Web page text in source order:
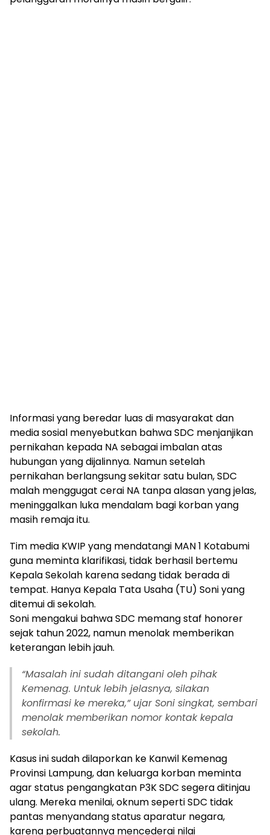
Informasi yang beredar luas di masyarakat dan
media sosial menyebutkan bahwa SDC menjanjikan
pernikahan kepada NA sebagai imbalan atas
hubungan yang dijalinnya. Namun setelah
pernikahan berlangsung sekitar satu bulan, SDC
malah menggugat cerai NA tanpa alasan yang jelas,
meninggalkan luka mendalam bagi korban yang
masih remaja itu.
Tim media KWIP yang mendatangi MAN 1 Kotabumi
guna meminta klarifikasi, tidak berhasil bertemu
Kepala Sekolah karena sedang tidak berada di
tempat. Hanya Kepala Tata Usaha (TU) Soni yang
ditemui di sekolah.
Soni mengakui bahwa SDC memang staf honorer
sejak tahun 2022, namun menolak memberikan
keterangan lebih jauh.
“Masalah ini sudah ditangani oleh pihak
Kemenag. Untuk lebih jelasnya, silakan
konfirmasi ke mereka,” ujar Soni singkat, sembari
menolak memberikan nomor kontak kepala
sekolah.
Kasus ini sudah dilaporkan ke Kanwil Kemenag
Provinsi Lampung, dan keluarga korban meminta
agar status pengangkatan P3K SDC segera ditinjau
ulang. Mereka menilai, oknum seperti SDC tidak
pantas menyandang status aparatur negara,
karena perbuatannya mencederai nilai